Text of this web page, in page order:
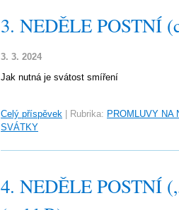
3. NEDĚLE POSTNÍ
3. 3. 2024
Jak nutná je svátost smíření
Celý příspěvek Rubrika: PROMLUVY NA
SVÁTKY
4. NEDĚLE POSTNÍ